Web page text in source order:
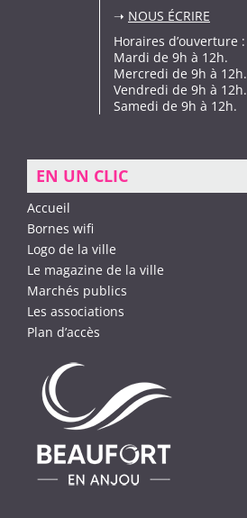
➝ NOUS ÉCRIRE
Horaires d’ouverture :
Mardi de 9h à 12h.
Mercredi de 9h à 12h.
Vendredi de 9h à 12h.
Samedi de 9h à 12h.
EN UN CLIC
Accueil
Bornes wifi
Logo de la ville
Le magazine de la ville
Marchés publics
Les associations
Plan d’accès